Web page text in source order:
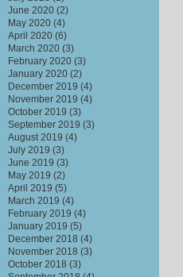
June 2020 (2)
May 2020 (4)
April 2020 (6)
March 2020 (3)
February 2020 (3)
January 2020 (2)
December 2019 (4)
November 2019 (4)
October 2019 (3)
September 2019 (3)
August 2019 (4)
July 2019 (3)
June 2019 (3)
May 2019 (2)
April 2019 (5)
March 2019 (4)
February 2019 (4)
January 2019 (5)
December 2018 (4)
November 2018 (3)
October 2018 (3)